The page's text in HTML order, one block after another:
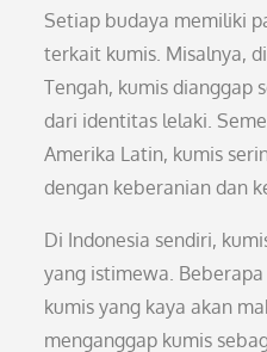
Setiap budaya memiliki
terkait kumis. Misalnya,
Tengah, kumis dianggap
dari identitas lelaki.
Amerika Latin, kumis
dengan keberanian dan
Di Indonesia sendiri,
yang istimewa.
kumis yang kaya akan
menganggap kumis